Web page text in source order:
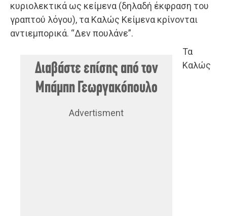
κυριολεκτικά ως κείμενα (δηλαδή έκφραση του
γραπτού λόγου), τα Καλώς Κείμενα κρίνονται
αντιεμπορικά. “Δεν πουλάνε”.
Διαβάστε επίσης από τον
Μπάμπη Γεωργακόπουλο
Advertisment
Τα
Καλώς